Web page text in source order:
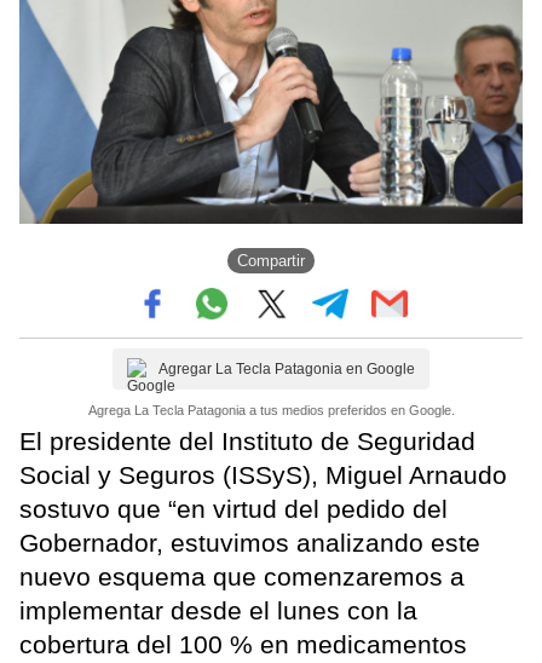
Compartir
Agregar La Tecla Patagonia en Google
Agrega La Tecla Patagonia a tus medios preferidos en Google.
El presidente del Instituto de Seguridad
Social y Seguros (ISSyS), Miguel Arnaudo
sostuvo que “en virtud del pedido del
Gobernador, estuvimos analizando este
nuevo esquema que comenzaremos a
implementar desde el lunes con la
cobertura del 100 % en medicamentos